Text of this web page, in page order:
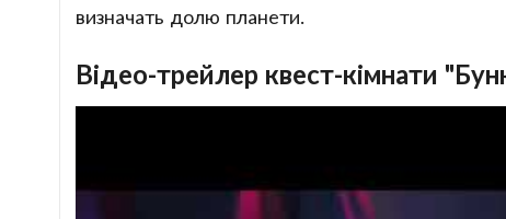
визначать долю планети.
Відео-трейлер квест-кімнати